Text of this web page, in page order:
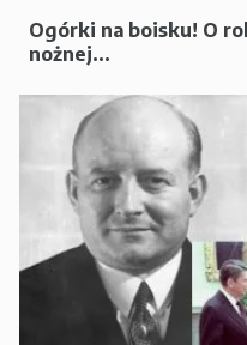
Ogórki na boisku! O
nożnej...